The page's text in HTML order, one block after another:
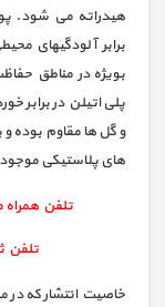
هیدراته می شود.
برابر آلودگیهای
بویژه در مناطق
پلی اتیلن در برابر
و گل ها مقاوم بوده
های پلاستیکی موجود
خاصیت انتشار که در